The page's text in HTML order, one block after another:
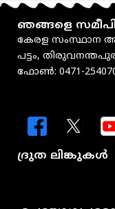
ഞങ്ങളെ
കേരള
പട്ടം,
ഫോൺ: 0471-
ദ്രുത ലിങ്കുകൾ